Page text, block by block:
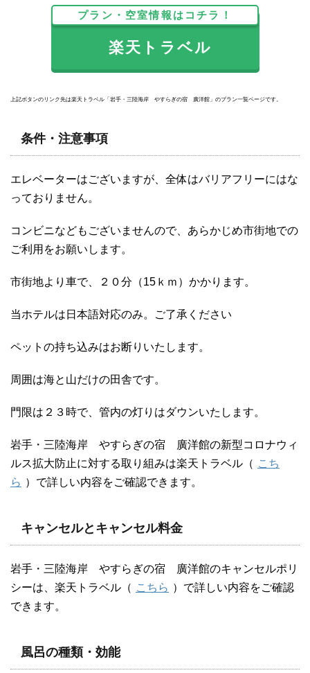
プラン・空室情報はコチラ！
楽天トラベル
上記ボタンのリンク先は楽天トラベル「岩手・三陸海岸 やすらぎの宿 廣洋館」のプラン一覧ページです。
条件・注意事項
エレベーターはございますが、全体はバリアフリーにはな
っておりません。
コンビニなどもございませんので、あらかじめ市街地での
ご利用をお願いします。
市街地より車で、２０分（15ｋｍ）かかります。
当ホテルは日本語対応のみ。ご了承ください
ペットの持ち込みはお断りいたします。
周囲は海と山だけの田舎です。
門限は２３時で、管内の灯りはダウンいたします。
岩手・三陸海岸 やすらぎの宿 廣洋館の新型コロナウィ
ルス拡大防止に対する取り組みは楽天トラベル（ こち
ら ）で詳しい内容をご確認できます。
キャンセルとキャンセル料金
岩手・三陸海岸 やすらぎの宿 廣洋館のキャンセルポリ
シーは、楽天トラベル（ こちら ）で詳しい内容をご確認
できます。
風呂の種類・効能